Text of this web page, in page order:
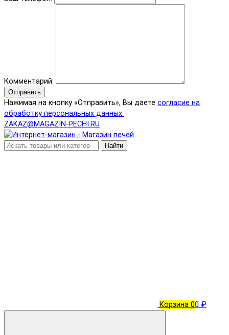
Комментарий:
Отправить
Нажимая на кнопку «Отправить», Вы даете согласие на
обработку персональных данных.
ZAKAZ@MAGAZIN-PECHI.RU
Найти
Корзина 00 ₽